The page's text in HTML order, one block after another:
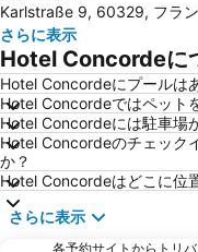
Nordwestzentrum
Museumsufer Frankfurt am
Ginnheim
Frankfurter Berg
Wiesbadener
Drais
Innenstadt
Karlstraße 9, 60329, フラ
さらに表示
Hotel Concordeに
Hotel Concordeにプールは
Hotel Concordeではペット
Hotel Concordeには駐車場
Hotel Concordeのチェック
か？
Hotel Concordeはどこに位
さらに表示
各予約サイトからトリ